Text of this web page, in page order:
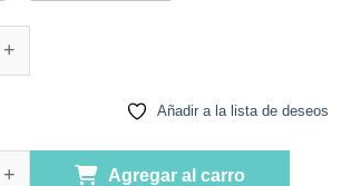
Añadir a la lista de deseos
Keto, Sin Azúcar Añadida, 114 g, Tremus
Agregar al carro